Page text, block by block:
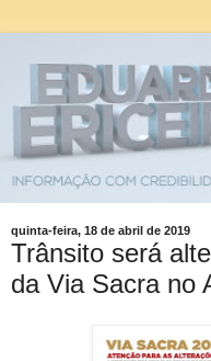
quinta-feira, 18 de abril de 2019
Trânsito será
da Via Sacra no